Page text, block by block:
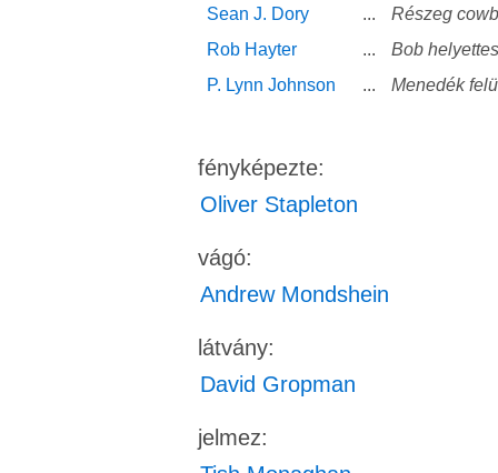
Sean J. Dory
...
Részeg
Rob Hayter
...
Bob helyettes
P. Lynn Johnson
... Menedék
fényképezte:
Oliver Stapleton
vágó:
Andrew Mondshein
látvány:
David Gropman
jelmez: